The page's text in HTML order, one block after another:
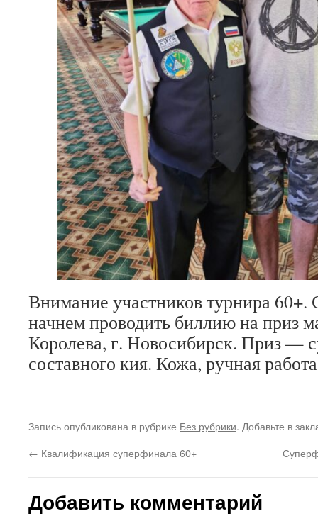
Внимание участников турнира 60+.
начнем проводить биллию на приз
Королева, г. Новосибирск. Приз —
составного кия. Кожа, ручная
Запись опубликована в рубрике Без рубрики. Добавьте в
← Квалификация суперфинала 60+
Добавить комментарий